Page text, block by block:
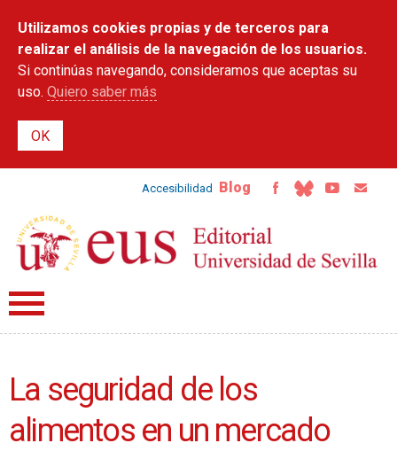
contenido
principal
Utilizamos cookies propias y de terceros para
realizar el análisis de la navegación de los usuarios.
Si continúas navegando, consideramos que aceptas su
uso. Quiero saber más
Accesibilidad Blog
La seguridad de los
alimentos en un mercado